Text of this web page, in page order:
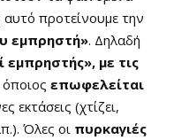
προτείνουμε την
εμπρηστή». Δηλαδή
εμπρηστής», με τις
επωφελείται
εκτάσεις (χτίζει,
Όλες οι πυρκαγιές